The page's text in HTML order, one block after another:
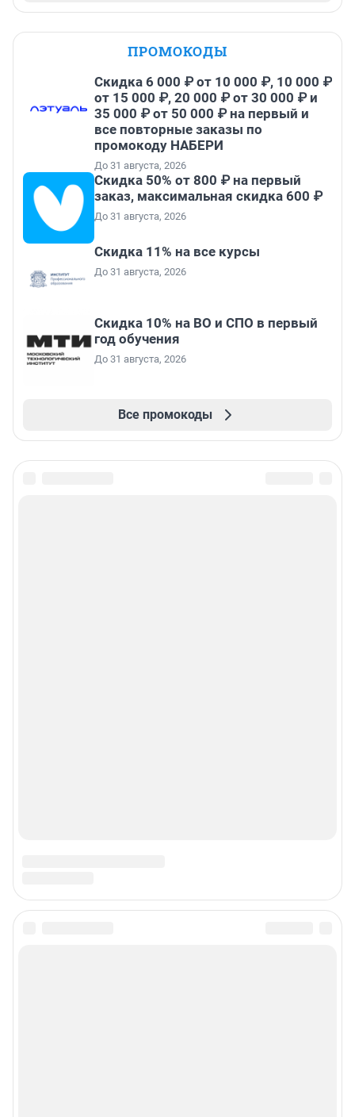
ПРОМОКОДЫ
Скидка 6 000 ₽ от 10 000 ₽, 10 000 ₽
от 15 000 ₽, 20 000 ₽ от 30 000 ₽ и
35 000 ₽ от 50 000 ₽ на первый и
все повторные заказы по
промокоду НАБЕРИ
До 31 августа, 2026
Скидка 50% от 800 ₽ на первый
заказ, максимальная скидка 600 ₽
До 31 августа, 2026
Скидка 11% на все курсы
До 31 августа, 2026
Скидка 10% на ВО и СПО в первый
год обучения
До 31 августа, 2026
Все промокоды